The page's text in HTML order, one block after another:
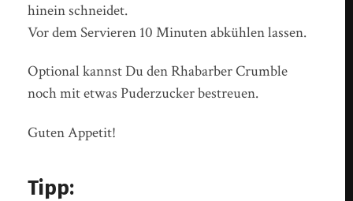
hinein schneidet.
Vor dem Servieren 10 Minuten abkühlen lassen.
Optional kannst Du den Rhabarber Crumble
noch mit etwas Puderzucker bestreuen.
Guten Appetit!
Tipp: